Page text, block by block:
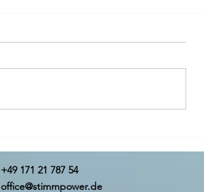
+49 171 21 787 54
office@stimmpower.de